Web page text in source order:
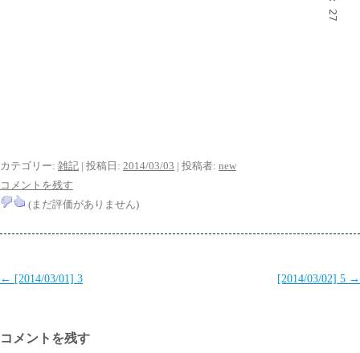
27
カテゴリー: 雑記 | 投稿日: 2014/03/03 | 投稿者: new
コメントを残す
(まだ評価がありません)
投
ビ
← [2014/03/01] 3 [2014/03/02] 5 →
コメントを残す